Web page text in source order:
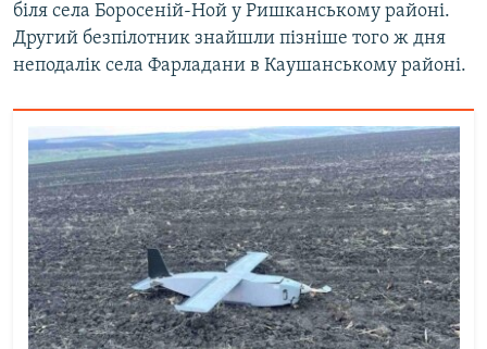
Усі сайти RFE/RL
біля села Боросеній-Ной у Ришканському районі.
Другий безпілотник знайшли пізніше того ж дня
неподалік села Фарладани в Каушанському районі.